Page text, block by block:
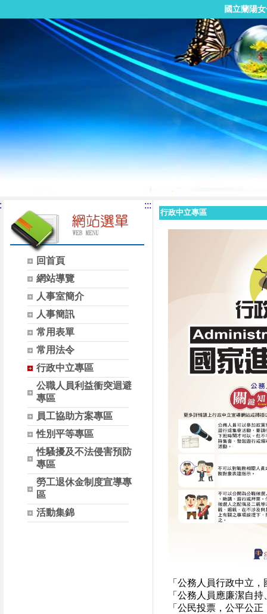
國立蘭陽
回首頁
網站導覽
人事室簡介
人事簡訊
常用表單
常用法令
行政中立專區
公職人員利益衝突迴避
專區
員工協助方案專區
性別平等專區
性騷擾及不法侵害預防
專區
勞工退休金制度宣導專
區
活動集錦
:::
行政中立專區
「公務人員行政中立
「公務人員應廉潔自
「公民投票，公平公